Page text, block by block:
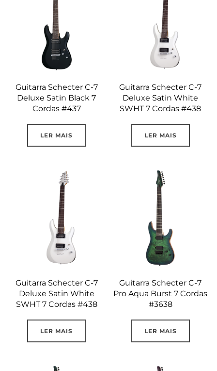
Guitarra Schecter C-7
Deluxe Satin Black 7
Cordas #437
LER MAIS
Guitarra Schecter C-7
Deluxe Satin White
SWHT 7 Cordas #438
LER MAIS
Guitarra Schecter C-7
Deluxe Satin White
SWHT 7 Cordas #438
LER MAIS
Guitarra Schecter C-7
Pro Aqua Burst 7 Cordas
#3638
LER MAIS